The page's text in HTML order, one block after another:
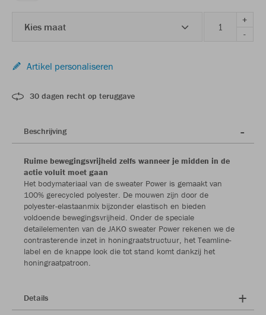
Kies maat
+
-
Artikel personaliseren
30 dagen recht op teruggave
Beschrijving
Ruime bewegingsvrijheid zelfs wanneer je midden in de
actie voluit moet gaan
Het bodymateriaal van de sweater Power is gemaakt van
100% gerecycled polyester. De mouwen zijn door de
polyester-elastaanmix bijzonder elastisch en bieden
voldoende bewegingsvrijheid. Onder de speciale
detailelementen van de JAKO sweater Power rekenen we de
contrasterende inzet in honingraatstructuur, het Teamline-
label en de knappe look die tot stand komt dankzij het
honingraatpatroon.
Details